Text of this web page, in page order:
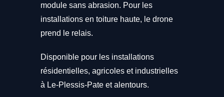
module sans abrasion. Pour les
installations en toiture haute, le drone
prend le relais.
Disponible pour les installations
résidentielles, agricoles et industrielles
à Le-Plessis-Pate et alentours.